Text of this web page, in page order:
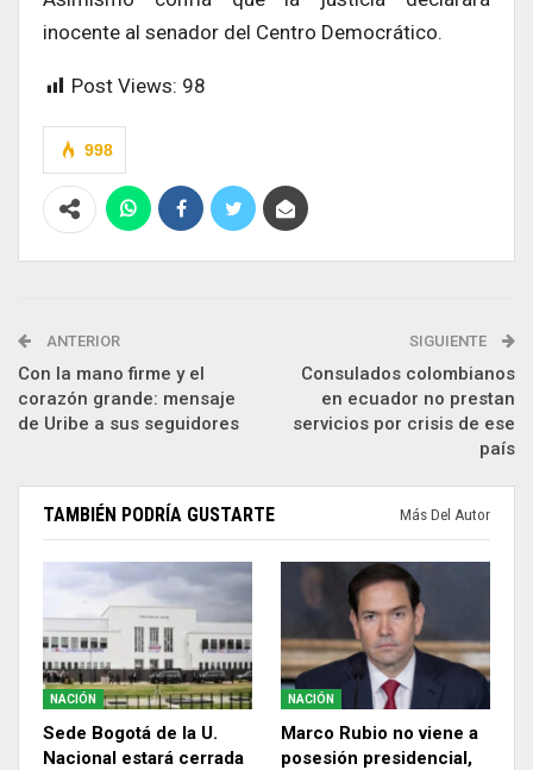
inocente al senador del Centro Democrático.
Post Views: 98
998
ANTERIOR
Con la mano firme y el
corazón grande: mensaje
de Uribe a sus seguidores
SIGUIENTE
Consulados colombianos
en ecuador no prestan
servicios por crisis de ese
país
TAMBIÉN PODRÍA GUSTARTE Más Del Autor
NACIÓN
Sede Bogotá de la U.
Nacional estará cerrada
NACIÓN
Marco Rubio no viene a
posesión presidencial,